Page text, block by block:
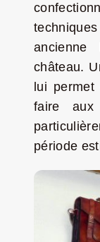
Jeu concours
château.
lui
faire aux
période